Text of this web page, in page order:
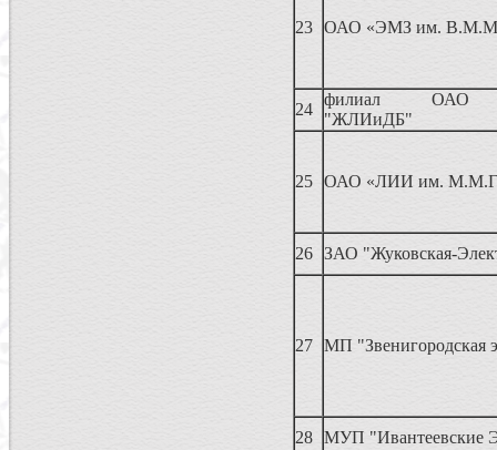
23 ОАО «ЭМЗ им.
24
филиал ОАО
"ЖЛИиДБ"
25 ОАО «ЛИИ им.
26 ЗАО "Жуковская-
27 МП "Звенигородская
28 МУП "Ивантеевские